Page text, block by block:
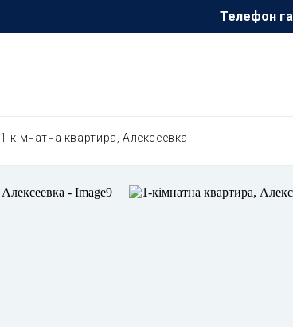
Телефон
1-кімнатна квартира, Алексеевка